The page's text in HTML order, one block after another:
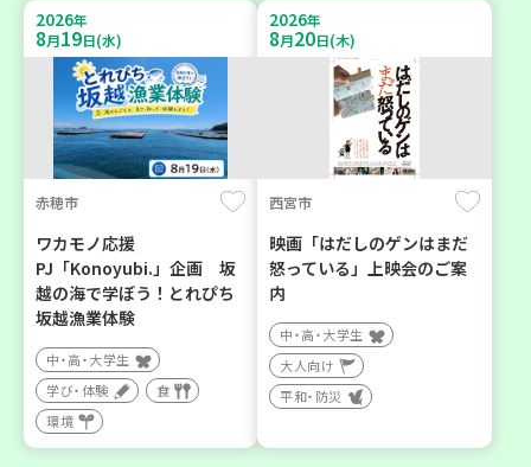
2026年
8月19日(水)
赤穂市
ワカモノ応援
PJ「Konoyubi.」企画 坂
越の海で学ぼう！とれぴち
坂越漁業体験
中・高・大学生
学び・体験
食
環境
2026年
8月20日(木)
西宮市
映画「はだしのゲンはまだ
怒っている」上映会のご案
内
中・高・大学生
大人向け
平和・防災